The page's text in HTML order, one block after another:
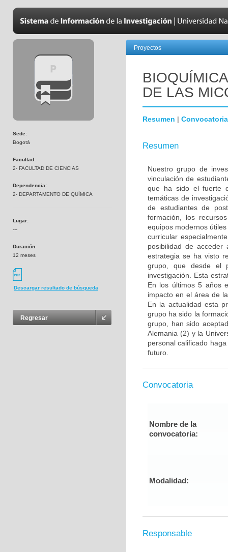
Sede:
Bogotá
Facultad:
2- FACULTAD DE CIENCIAS
Dependencia:
2- DEPARTAMENTO DE QUÍMICA
Lugar:
---
Duración:
12 meses
Descargar resultado de búsqueda
Regresar
Proyectos
DE LAS
Resumen | Convocatoria
Resumen
Nuestro grupo de
vinculación de
que ha sido el fuerte
temáticas de
de estudiantes de
formación, los
equipos modernos
curricular
posibilidad de
estrategia se ha visto
grupo, que desde el
investigación. Esta
En los últimos 5 años
impacto en el área de
En la actualidad esta
grupo ha sido la
grupo, han sido
Alemania (2) y la
personal calificado
futuro.
Convocatoria
Nombre de la
convocatoria:
Modalidad:
Responsable